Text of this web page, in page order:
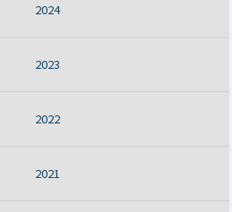
2024
2023
2022
2021